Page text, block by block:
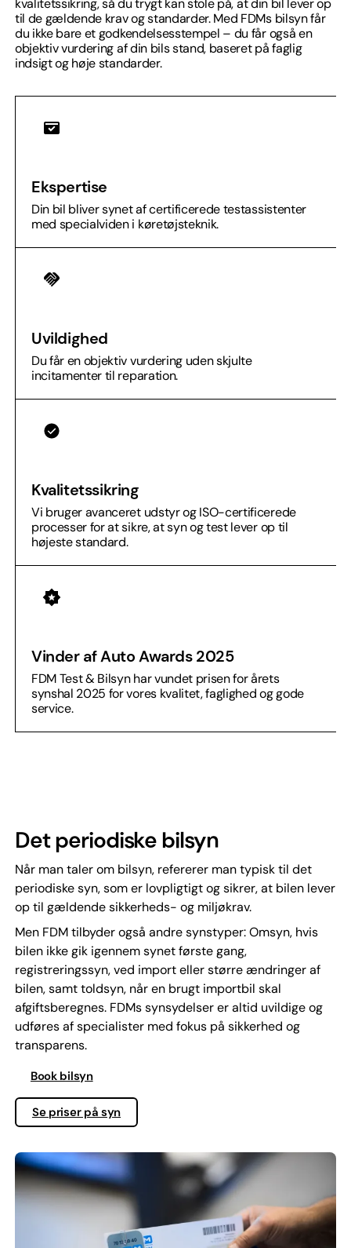
kvalitetssikring, så du trygt kan stole på, at din bil lever op
til de gældende krav og standarder. Med FDMs bilsyn får
du ikke bare et godkendelsesstempel – du får også en
objektiv vurdering af din bils stand, baseret på faglig
indsigt og høje standarder.
Ekspertise
Din bil bliver synet af certificerede testassistenter
med specialviden i køretøjsteknik.
Uvildighed
Du får en objektiv vurdering uden skjulte
incitamenter til reparation.
Kvalitetssikring
Vi bruger avanceret udstyr og ISO-certificerede
processer for at sikre, at syn og test lever op til
højeste standard.
Vinder af Auto Awards 2025
FDM Test & Bilsyn har vundet prisen for årets
synshal 2025 for vores kvalitet, faglighed og gode
service.
Det periodiske bilsyn
Når man taler om bilsyn, refererer man typisk til det
periodiske syn, som er lovpligtigt og sikrer, at bilen lever
op til gældende sikkerheds- og miljøkrav.
Men FDM tilbyder også andre synstyper: Omsyn, hvis
bilen ikke gik igennem synet første gang,
registreringssyn, ved import eller større ændringer af
bilen, samt toldsyn, når en brugt importbil skal
afgiftsberegnes. FDMs synsydelser er altid uvildige og
udføres af specialister med fokus på sikkerhed og
transparens.
Book bilsyn
Se priser på syn